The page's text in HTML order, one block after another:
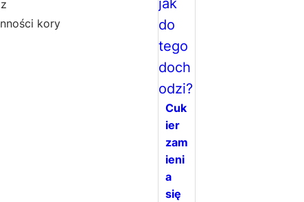
kory
Cuk
ier
zam
ieni
a
się